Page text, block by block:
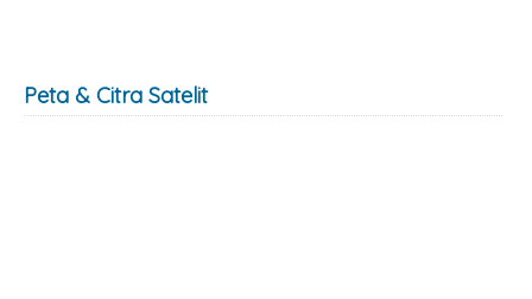
Peta & Citra Satelit